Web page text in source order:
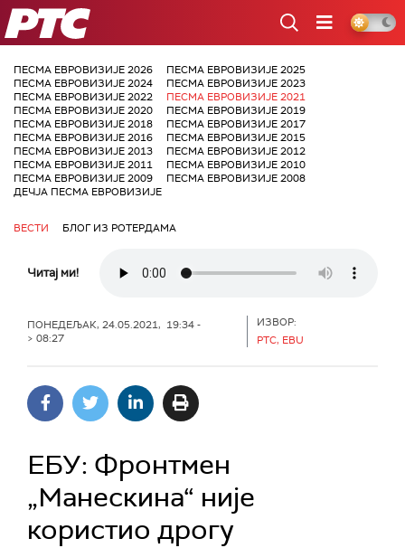
РТС
ПЕСМА ЕВРОВИЗИЈЕ 2026
ПЕСМА ЕВРОВИЗИЈЕ 2025
ПЕСМА ЕВРОВИЗИЈЕ 2024
ПЕСМА ЕВРОВИЗИЈЕ 2023
ПЕСМА ЕВРОВИЗИЈЕ 2022
ПЕСМА ЕВРОВИЗИЈЕ 2021
ПЕСМА ЕВРОВИЗИЈЕ 2020
ПЕСМА ЕВРОВИЗИЈЕ 2019
ПЕСМА ЕВРОВИЗИЈЕ 2018
ПЕСМА ЕВРОВИЗИЈЕ 2017
ПЕСМА ЕВРОВИЗИЈЕ 2016
ПЕСМА ЕВРОВИЗИЈЕ 2015
ПЕСМА ЕВРОВИЗИЈЕ 2013
ПЕСМА ЕВРОВИЗИЈЕ 2012
ПЕСМА ЕВРОВИЗИЈЕ 2011
ПЕСМА ЕВРОВИЗИЈЕ 2010
ПЕСМА ЕВРОВИЗИЈЕ 2009
ПЕСМА ЕВРОВИЗИЈЕ 2008
ДЕЧЈА ПЕСМА ЕВРОВИЗИЈЕ
ВЕСТИ БЛОГ ИЗ РОТЕРДАМА
Читај ми!
ПОНЕДЕЉАК, 24.05.2021, 19:34 -
> 08:27
ИЗВОР:
РТС, EBU
ЕБУ: Фронтмен
„Манескина“ није
користио дрогу